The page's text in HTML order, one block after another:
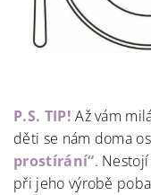
P.S. TIP!Až vám
děti se nám doma
prostírání“.
při jeho výrobě